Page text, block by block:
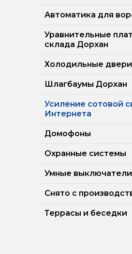
Автоматика для
Уравнительные
склада Дорхан
Холодильные
Шлагбаумы Дорхан
Усиление сотовой
Интернета
Домофоны
Охранные системы
Умные выключатели
Снято с
Террасы и беседки